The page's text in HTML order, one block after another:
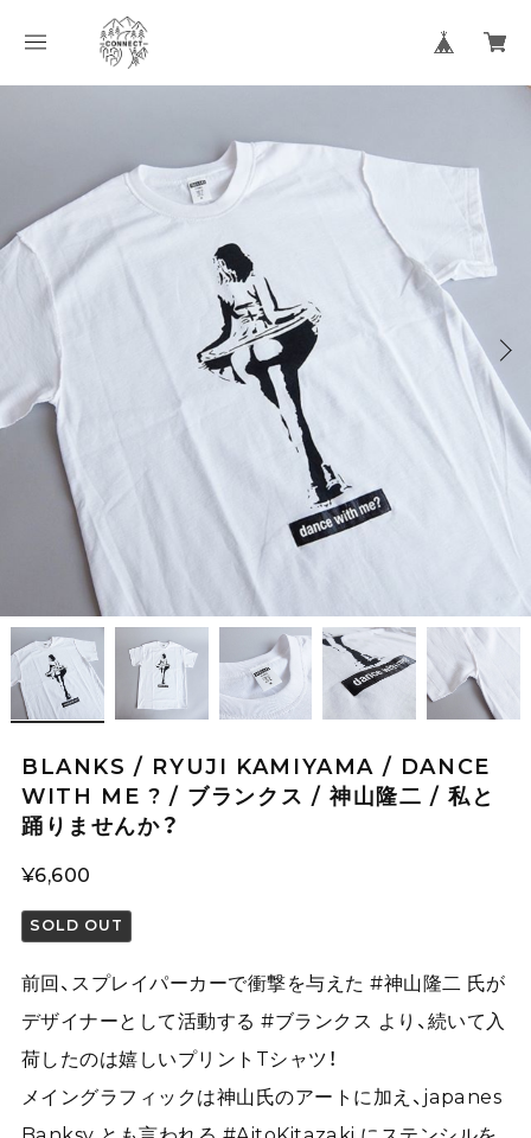
BLANKS / RYUJI KAMIYAMA / DANCE
WITH ME ? / ブランクス / 神山隆二 / 私と
踊りませんか？
¥6,600
SOLD OUT
前回、スプレイパーカーで衝撃を与えた #神山隆二 氏が
デザイナーとして活動する #ブランクス より、続いて入
荷したのは嬉しいプリントTシャツ！
メイングラフィックは神山氏のアートに加え、japanes